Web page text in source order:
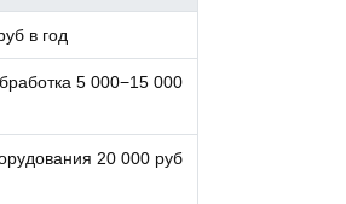
в год
5 000−15 000
20 000 руб